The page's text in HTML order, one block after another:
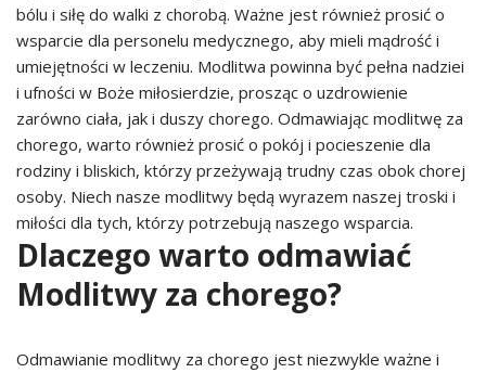
bólu i siłę do walki z chorobą. Ważne jest również prosić o
wsparcie dla personelu medycznego, aby mieli mądrość i
umiejętności w leczeniu. Modlitwa powinna być pełna nadziei
i ufności w Boże miłosierdzie, prosząc o uzdrowienie
zarówno ciała, jak i duszy chorego. Odmawiając modlitwę za
chorego, warto również prosić o pokój i pocieszenie dla
rodziny i bliskich, którzy przeżywają trudny czas obok chorej
osoby. Niech nasze modlitwy będą wyrazem naszej troski i
miłości dla tych, którzy potrzebują naszego wsparcia.
Dlaczego warto odmawiać
Modlitwy za chorego?
Odmawianie modlitwy za chorego jest niezwykle ważne i